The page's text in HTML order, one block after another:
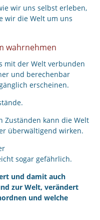
wir uns selbst erleben,
wir die Welt um uns
wahrnehmen
mit der Welt verbunden
und berechenbar
erscheinen.
Zuständen kann die Welt
überwältigend wirken.
sogar gefährlich.
und damit auch
zur Welt, verändert
und welche